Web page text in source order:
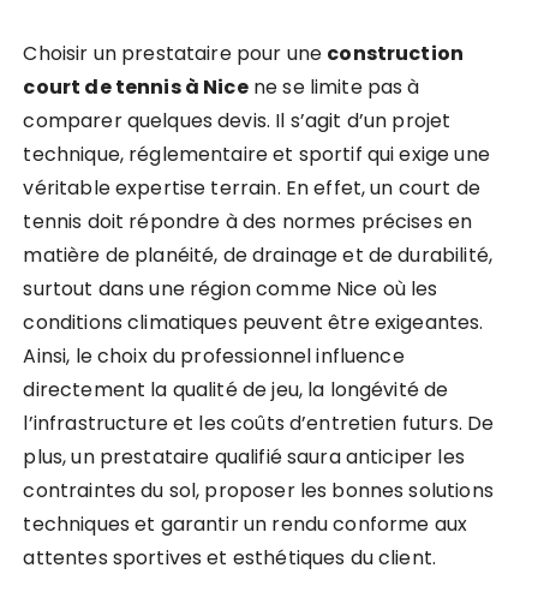
Choisir un prestataire pour une construction
court de tennis à Nicene se limite pas à
comparer quelques devis. Il s’agit d’un projet
technique, réglementaire et sportif qui exige une
véritable expertise terrain. En effet, un court de
tennis doit répondre à des normes précises en
matière de planéité, de drainage et de durabilité,
surtout dans une région comme Nice où les
conditions climatiques peuvent être exigeantes.
Ainsi, le choix du professionnel influence
directement la qualité de jeu, la longévité de
l’infrastructure et les coûts d’entretien futurs. De
plus, un prestataire qualifié saura anticiper les
contraintes du sol, proposer les bonnes solutions
techniques et garantir un rendu conforme aux
attentes sportives et esthétiques du client.